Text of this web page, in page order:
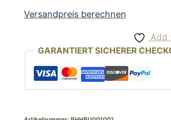
Hunde
45
cm
Rosa
Versandpreis berechnen
Add
GARANTIERT SICHERER